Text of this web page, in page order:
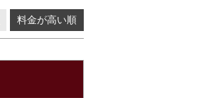
料金が高い順